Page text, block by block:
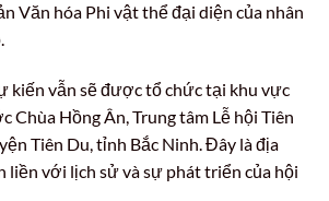
Văn hóa Phi vật thể đại diện của nhân
kiến vẫn sẽ được tổ chức tại khu vực
Chùa Hồng Ân, Trung tâm Lễ hội Tiên
Tiên Du, tỉnh Bắc Ninh. Đây là địa
liền với lịch sử và sự phát triển của hội